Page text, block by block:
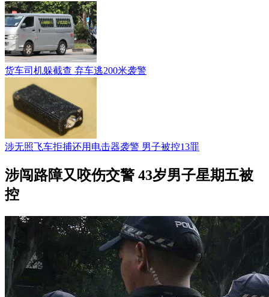
货车司机躲截查 弃车逃200米袭警
涉无照飞车拒捕还用电击器袭警 男子被控13罪
涉闯路障又咬伤交警 43岁男子星期五被
控